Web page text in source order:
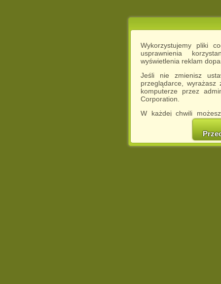
Wykorzystujemy pliki
usprawnienia
wyświetlenia reklam
Jeśli nie zmienisz
przeglądarce,
komputerze przez
Corporation.
W każdej chwili
cookies w swojej
w naszej
http://chomikuj.pl/